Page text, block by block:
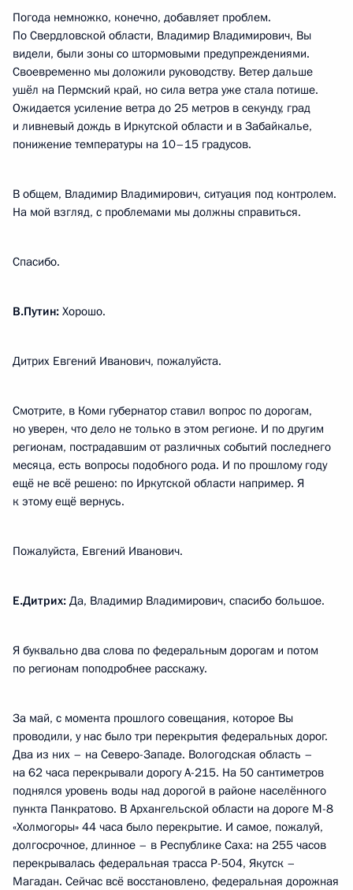
Погода немножко, конечно, добавляет проблем.
По Свердловской области, Владимир Владимирович, Вы
видели, были зоны со штормовыми предупреждениями.
Своевременно мы доложили руководству. Ветер дальше
ушёл на Пермский край, но сила ветра уже стала потише.
Ожидается усиление ветра до 25 метров в секунду, град
и ливневый дождь в Иркутской области и в Забайкалье,
понижение температуры на 10–15 градусов.
В общем, Владимир Владимирович, ситуация под контролем.
На мой взгляд, с проблемами мы должны справиться.
Спасибо.
В.Путин: Хорошо.
Дитрих Евгений Иванович, пожалуйста.
Смотрите, в Коми губернатор ставил вопрос по дорогам,
но уверен, что дело не только в этом регионе. И по другим
регионам, пострадавшим от различных событий последнего
месяца, есть вопросы подобного рода. И по прошлому году
ещё не всё решено: по Иркутской области например. Я
к этому ещё вернусь.
Пожалуйста, Евгений Иванович.
Е.Дитрих: Да, Владимир Владимирович, спасибо большое.
Я буквально два слова по федеральным дорогам и потом
по регионам поподробнее расскажу.
За май, с момента прошлого совещания, которое Вы
проводили, у нас было три перекрытия федеральных дорог.
Два из них – на Северо-Западе. Вологодская область –
на 62 часа перекрывали дорогу А-215. На 50 сантиметров
поднялся уровень воды над дорогой в районе населённого
пункта Панкратово. В Архангельской области на дороге М-8
«Холмогоры» 44 часа было перекрытие. И самое, пожалуй,
долгосрочное, длинное – в Республике Саха: на 255 часов
перекрывалась федеральная трасса Р-504, Якутск –
Магадан. Сейчас всё восстановлено, федеральная дорожная